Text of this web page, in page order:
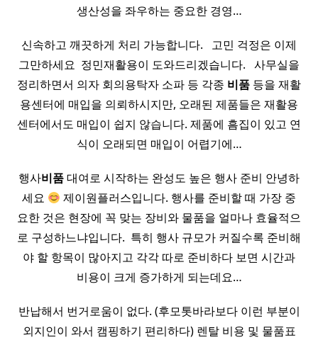
생산성을 좌우하는 중요한 경영…
신속하고 깨끗하게 처리 가능합니다. ​ ​ 고민 걱정은 이제
그만하세요 ​ 정민재활용이 도와드리겠습니다. ​ ​ 사무실을
정리하면서 의자 회의용탁자 소파 등 각종 비품 등을 재활
용센터에 매입을 의뢰하시지만, 오래된 제품들은 재활용
센터에서도 매입이 쉽지 않습니다. 제품에 흠집이 있고 연
식이 오래되면 매입이 어렵기에…
행사비품대여로 시작하는 완성도 높은 행사 준비 안녕하
세요
제이원플러스입니다. 행사를 준비할 때 가장 중
요한 것은 현장에 꼭 맞는 장비와 물품을 얼마나 효율적으
로 구성하느냐입니다. ​ 특히 행사 규모가 커질수록 준비해
야 할 항목이 많아지고 각각 따로 준비하다 보면 시간과
비용이 크게 증가하게 되는데요…
반납해서 번거로움이 없다. (후모톳바라보다 이런 부분이
외지인이 와서 캠핑하기 편리하다) 렌탈 비용 및 물품표